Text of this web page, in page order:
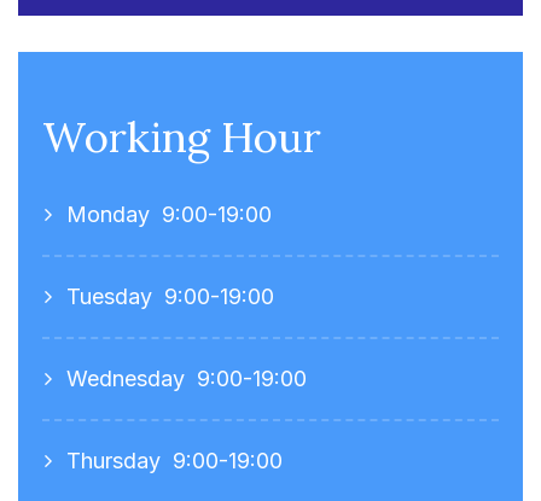
Working Hour
Monday 9:00-19:00
Tuesday 9:00-19:00
Wednesday 9:00-19:00
Thursday 9:00-19:00